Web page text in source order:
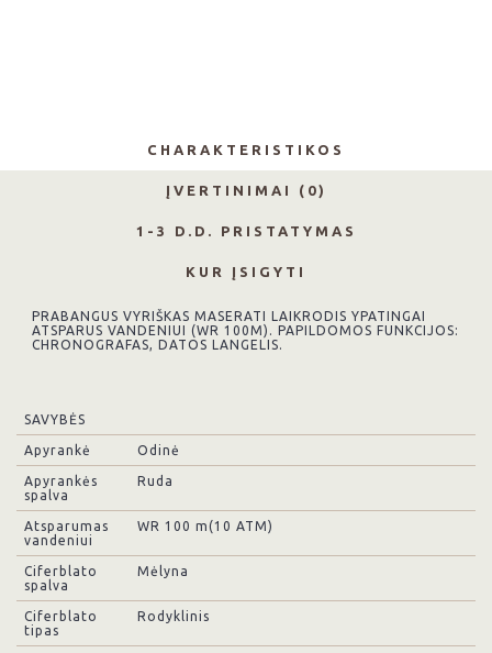
CHARAKTERISTIKOS
ĮVERTINIMAI (0)
1-3 D.D. PRISTATYMAS
KUR ĮSIGYTI
PRABANGUS VYRIŠKAS MASERATI LAIKRODIS YPATINGAI
ATSPARUS VANDENIUI (WR 100M). PAPILDOMOS FUNKCIJOS:
CHRONOGRAFAS, DATOS LANGELIS.
SAVYBĖS
Apyrankė Odinė
Apyrankės
spalva
Ruda
Atsparumas
vandeniui
WR 100 m(10 ATM)
Ciferblato
spalva
Mėlyna
Ciferblato
tipas
Rodyklinis